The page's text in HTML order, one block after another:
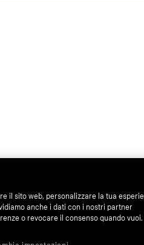
il sito web, personalizzare la tua
anche i dati con i nostri partner
o revocare il consenso quando vuoi.